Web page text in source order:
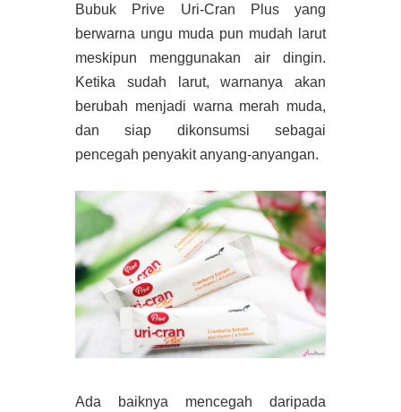
Bubuk Prive Uri-Cran Plus yang
berwarna ungu muda pun mudah larut
meskipun menggunakan air dingin.
Ketika sudah larut, warnanya akan
berubah menjadi warna merah muda,
dan siap dikonsumsi sebagai
pencegah penyakit anyang-anyangan.
Ada baiknya mencegah daripada